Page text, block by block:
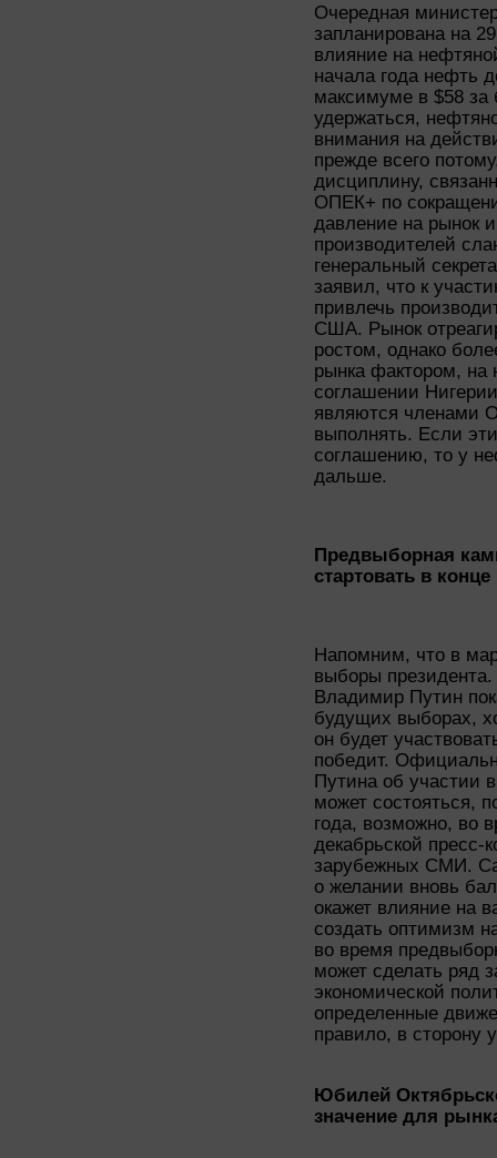
Очередная
запланирована на
влияние на
начала года нефть
максимуме в $58 за
удержаться,
внимания на
прежде всего
дисциплину,
ОПЕК+ по
давление на рынок
производителей
генеральный
заявил, что к
привлечь
США. Рынок
ростом, однако
рынка фактором, на
соглашении
являются членами
выполнять. Если
соглашению, то у
дальше.
Предвыборная
стартовать в конце
Напомним, что в
выборы
Владимир Путин
будущих выборах,
он будет
победит.
Путина об участии
может состояться,
года, возможно, во
декабрьской
зарубежных СМИ.
о желании вновь
окажет влияние на
создать оптимизм
во время
может сделать ряд
экономической
определенные
правило, в сторону
Юбилей
значение для